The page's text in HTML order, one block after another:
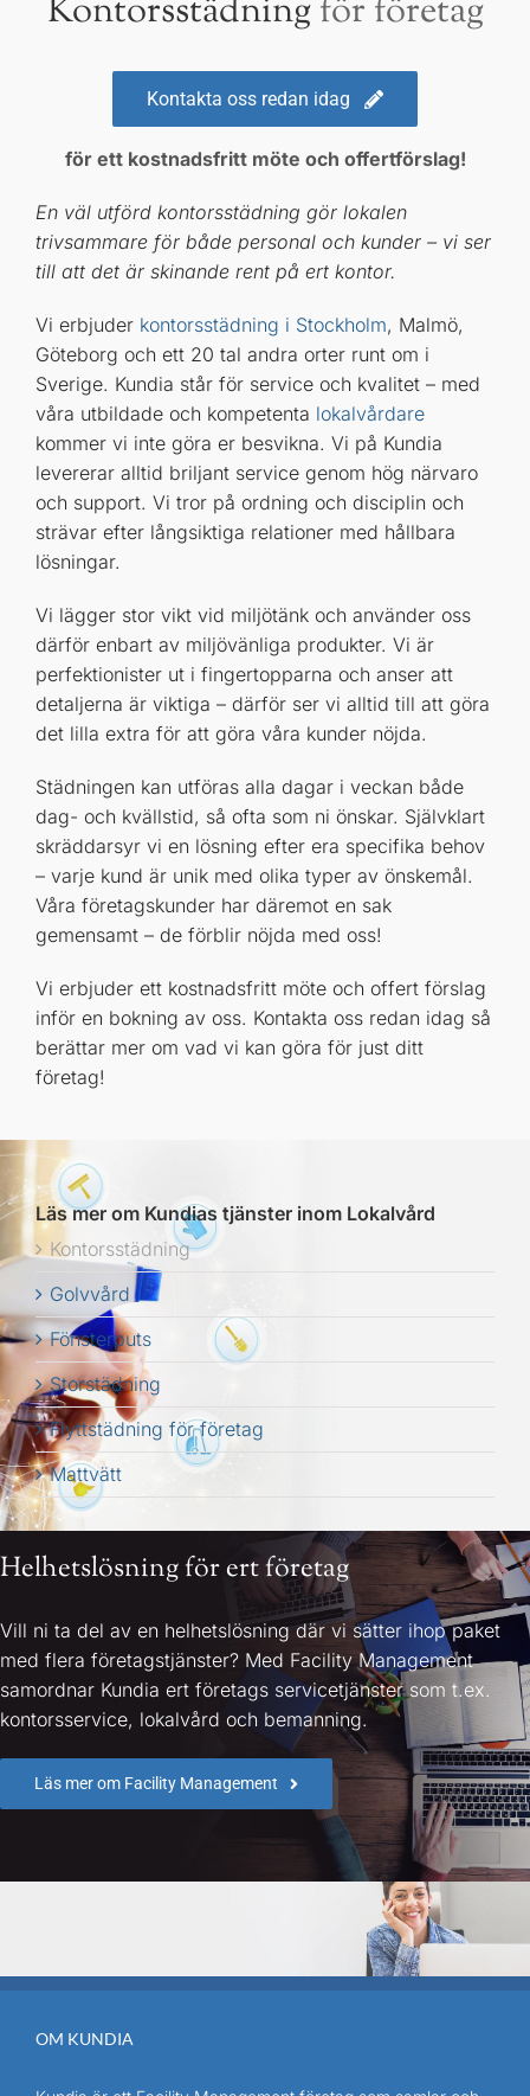
Kontorsstädningför företag
Kontakta oss redan idag
för ett kostnadsfritt möte och offertförslag!
En väl utförd kontorsstädning gör lokalen
trivsammare för både personal och kunder – vi ser
till att det är skinande rent på ert kontor.
Vi erbjuder kontorsstädning i Stockholm, Malmö,
Göteborg och ett 20 tal andra orter runt om i
Sverige. Kundia står för service och kvalitet – med
våra utbildade och kompetenta lokalvårdare
kommer vi inte göra er besvikna. Vi på Kundia
levererar alltid briljant service genom hög närvaro
och support. Vi tror på ordning och disciplin och
strävar efter långsiktiga relationer med hållbara
lösningar.
Vi lägger stor vikt vid miljötänk och använder oss
därför enbart av miljövänliga produkter. Vi är
perfektionister ut i fingertopparna och anser att
detaljerna är viktiga – därför ser vi alltid till att göra
det lilla extra för att göra våra kunder nöjda.
Städningen kan utföras alla dagar i veckan både
dag- och kvällstid, så ofta som ni önskar. Självklart
skräddarsyr vi en lösning efter era specifika behov
– varje kund är unik med olika typer av önskemål.
Våra företagskunder har däremot en sak
gemensamt – de förblir nöjda med oss!
Vi erbjuder ett kostnadsfritt möte och offert förslag
inför en bokning av oss. Kontakta oss redan idag så
berättar mer om vad vi kan göra för just ditt
företag!
Läs mer om Kundias tjänster inom Lokalvård
Kontorsstädning
Golvvård
Fönsterputs
Storstädning
Flyttstädning för företag
Mattvätt
Helhetslösning för ert företag
Vill ni ta del av en helhetslösning där vi sätter ihop paket
med flera företagstjänster? Med Facility Management
samordnar Kundia ert företags servicetjänster som t.ex.
kontorsservice, lokalvård och bemanning.
Läs mer om Facility Management
OM KUNDIA